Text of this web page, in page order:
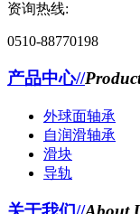
资询热线:
0510-88770198
产品中心//
外球面轴承
自润滑轴承
滑块
导轨